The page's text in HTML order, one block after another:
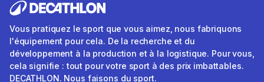
Vous pratiquez le sport que vous aimez, nous fabriquons
l'équipement pour cela. De la recherche et du
développement à la production et à la logistique. Pour vous,
cela signifie : tout pour votre sport à des prix imbattables.
DECATHLON. Nous faisons du sport.